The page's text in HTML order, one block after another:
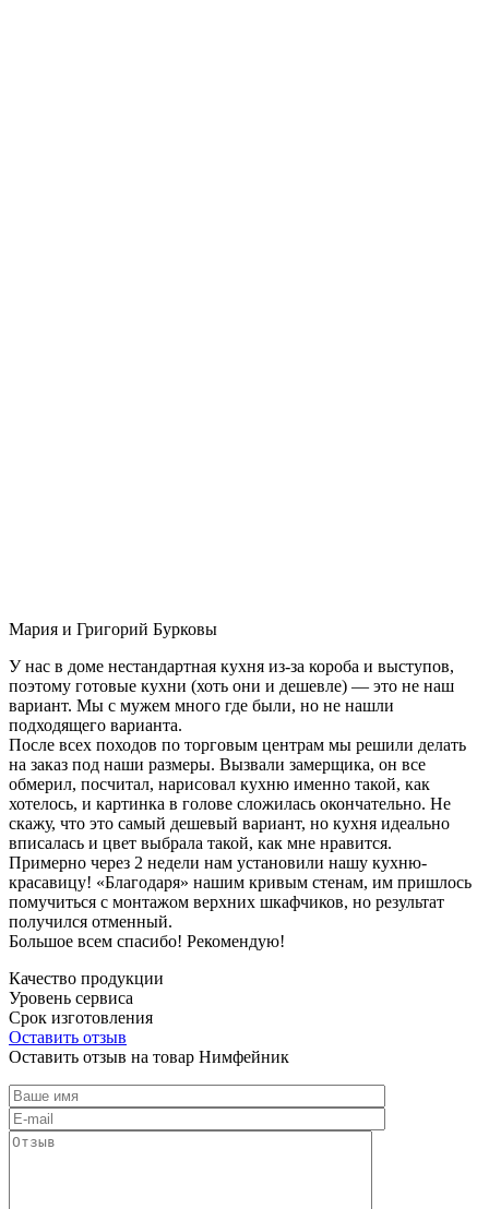
Мария и Григорий Бурковы
У нас в доме нестандартная кухня из-за короба и выступов,
поэтому готовые кухни (хоть они и дешевле) — это не наш
вариант. Мы с мужем много где были, но не нашли
подходящего варианта.
После всех походов по торговым центрам мы решили делать
на заказ под наши размеры. Вызвали замерщика, он все
обмерил, посчитал, нарисовал кухню именно такой, как
хотелось, и картинка в голове сложилась окончательно. Не
скажу, что это самый дешевый вариант, но кухня идеально
вписалась и цвет выбрала такой, как мне нравится.
Примерно через 2 недели нам установили нашу кухню-
красавицу! «Благодаря» нашим кривым стенам, им пришлось
помучиться с монтажом верхних шкафчиков, но результат
получился отменный.
Большое всем спасибо! Рекомендую!
Качество продукции
Уровень сервиса
Срок изготовления
Оставить отзыв
Оставить отзыв на товар Нимфейник